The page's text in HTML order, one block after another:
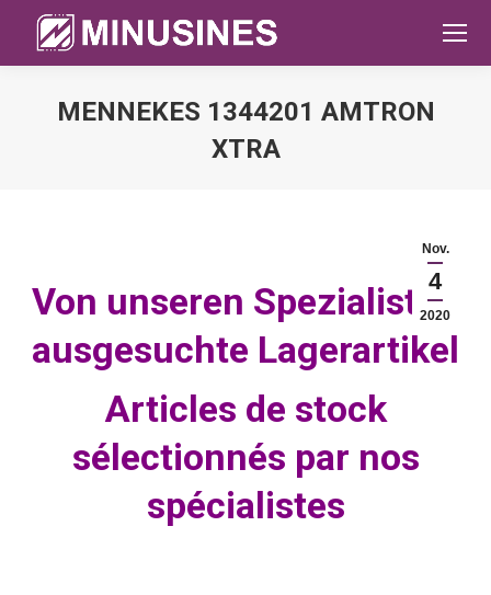
MENNEKES 1344201 AMTRON
XTRA
Nov.
4
2020
Von unseren Spezialisten
ausgesuchte Lagerartikel
Articles de stock
sélectionnés par nos
spécialistes